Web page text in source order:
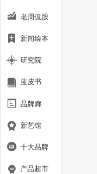
老周侃股
新闻绘本
研究院
蓝皮书
品牌廊
新艺馆
十大品牌
产品超市